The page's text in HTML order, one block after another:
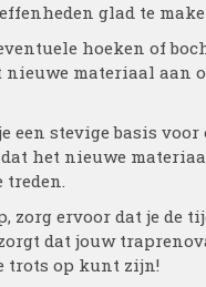
glad te
hoeken of
materiaal aan
een stevige basis
het nieuwe
treden.
zorg ervoor dat je de
dat jouw
trots op kunt zijn!